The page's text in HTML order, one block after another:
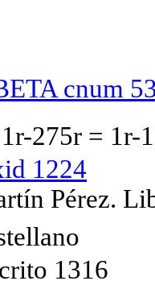
cnum
275r = 1r-
1224
Pérez.
1316